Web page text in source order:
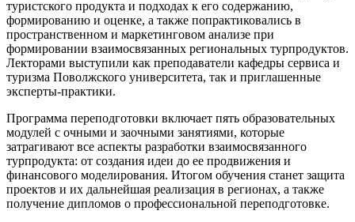
туристского продукта и подходах к его содержанию,
формированию и оценке, а также попрактиковались в
пространственном и маркетинговом анализе при
формировании взаимосвязанных региональных турпродуктов.
Лекторами выступили как преподаватели кафедры сервиса и
туризма Поволжского университета, так и приглашенные
эксперты-практики.
Программа переподготовки включает пять образовательных
модулей с очными и заочными занятиями, которые
затрагивают все аспекты разработки взаимосвязанного
турпродукта: от создания идеи до ее продвижения и
финансового моделирования. Итогом обучения станет защита
проектов и их дальнейшая реализация в регионах, а также
получение дипломов о профессиональной переподготовке.